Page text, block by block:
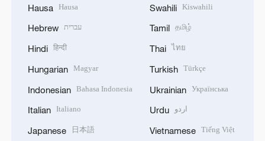
Hausa Hausa
Hebrew עברית
Hindi हिन्दी
Hungarian Magyar
Indonesian Bahasa Indonesia
Italian Italiano
Japanese 日本語
Swahili Kiswahili
Tamil தமிழ்
Thai ไทย
Turkish Türkçe
Ukrainian Українська
Urdu اردو
Vietnamese Tiếng Việt